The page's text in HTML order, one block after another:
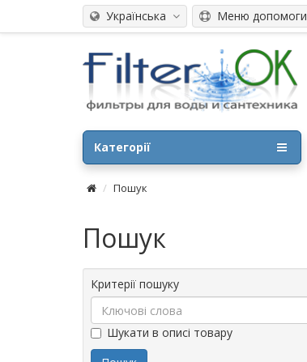
Українська Меню допомоги
Категорії
Пошук
Пошук
Критерії пошуку
Шукати в описі товару